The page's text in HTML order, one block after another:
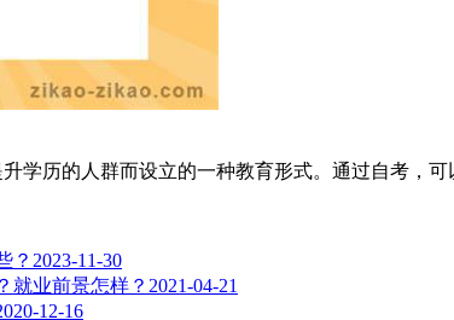
学历的人群而设立的一种教育形式。通过自考，可
？ 2023-11-30
就业前景怎样？ 2021-04-21
12-16